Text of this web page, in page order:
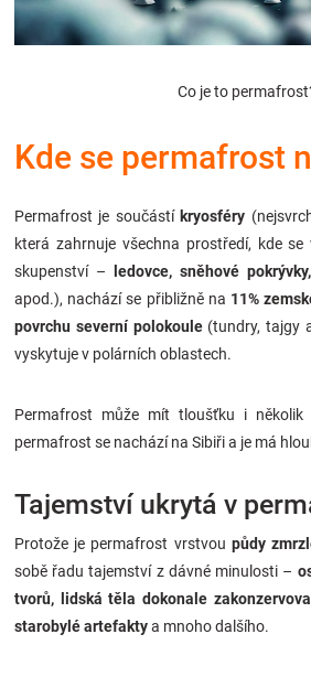
Těhotenské
Blog
Hračkářství
Přihlášení
Co je to
Kde se permafrost
Permafrost je součástí kryosféry
která zahrnuje všechna prostředí, kde
skupenství –
ledovce, sněhové
apod.), nachází se přibližně na 11%
povrchu severní polokoule(tundry, tajgy
vyskytuje v polárních oblastech.
Permafrost může mít tloušťku i několik
permafrost se nachází na Sibiři a je má
Tajemství ukrytá v
Protože je permafrost vrstvou půdy
sobě řadu tajemství z dávné minulosti –
tvorů, lidská těla dokonale
starobylé artefaktya mnoho dalšího.